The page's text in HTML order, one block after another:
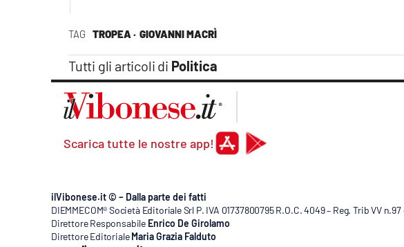
TAG TROPEA · GIOVANNI MACRÌ
Tutti gli articoli di Politica
Scarica tutte le nostre app!
ilVibonese.it © – Dalla parte dei fatti
DIEMMECOM® Società Editoriale Srl P. IVA 01737800795 R.O.C. 4049 – Reg. Trib VV n.97
Direttore Responsabile Enrico De Girolamo
Direttore Editoriale Maria Grazia Falduto